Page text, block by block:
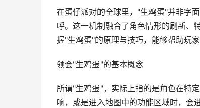
在蛋仔派对的全球里，"生鸡蛋"并非字
呼。这一机制融合了角色情形的刷新、
握"生鸡蛋"的原理与技巧，能够帮助玩
领会"生鸡蛋"的基本概念
所谓"生鸡蛋"，实际上指的是角色在特
响，或是进入地图中的功能区域时，会